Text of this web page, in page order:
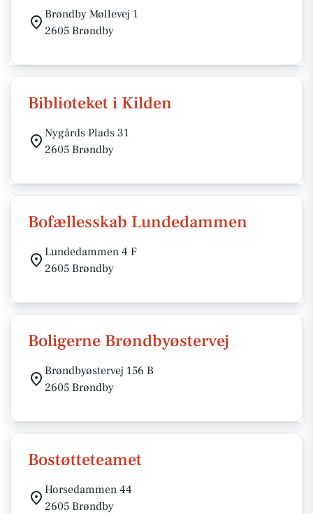
Brøndby Møllevej 1
2605 Brøndby
Biblioteket i Kilden
Nygårds Plads 31
2605 Brøndby
Bofællesskab Lundedammen
Lundedammen 4 F
2605 Brøndby
Boligerne Brøndbyøstervej
Brøndbyøstervej 156 B
2605 Brøndby
Bostøtteteamet
Horsedammen 44
2605 Brøndby